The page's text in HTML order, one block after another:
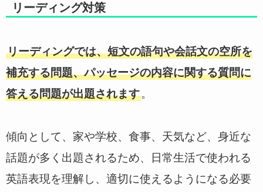
リーディング対策
リーディングでは、短文の語句や会話文の空所を
補充する問題、パッセージの内容に関する質問に
答える問題が出題されます。
傾向として、家や学校、食事、天気など、身近な
話題が多く出題されるため、日常生活で使われる
英語表現を理解し、適切に使えるようになる必要